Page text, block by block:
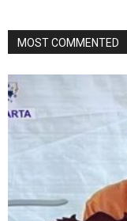
MOST COMMENTED